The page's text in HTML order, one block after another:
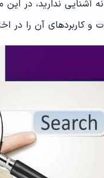
و کاربردهای آن را در